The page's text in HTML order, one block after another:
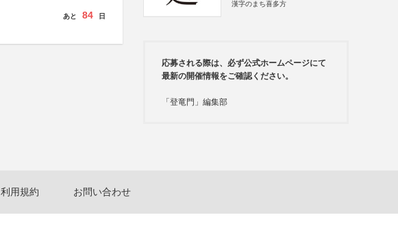
あと 84 日
漢字のまち喜多方
応募される際は、必ず公式ホームページにて
最新の開催情報をご確認ください。
「登竜門」編集部
利用規約 お問い合わせ